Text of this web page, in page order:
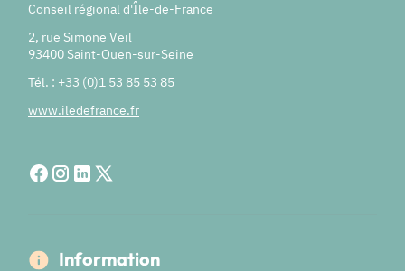
Conseil régional d'Île-de-France
2, rue Simone Veil
93400 Saint-Ouen-sur-Seine
Tél. : +33 (0)1 53 85 53 85
www.iledefrance.fr
Information